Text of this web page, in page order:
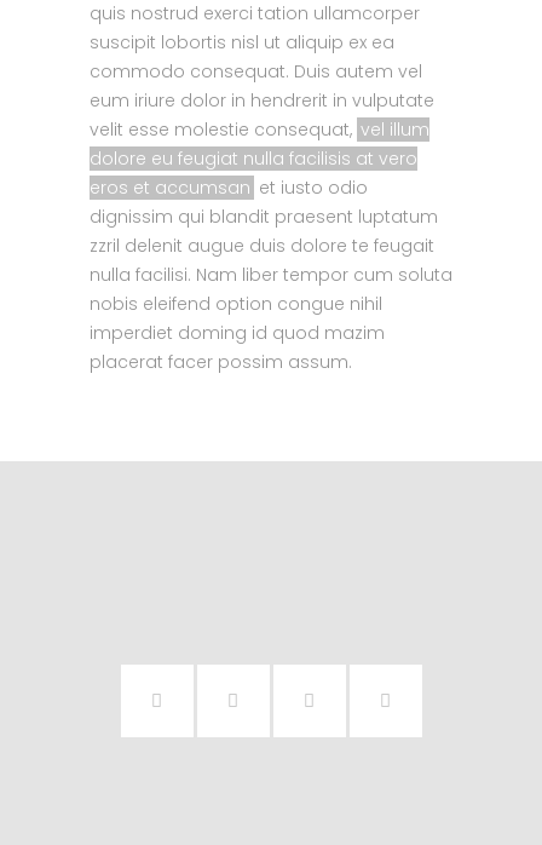
quis nostrud exerci tation ullamcorper
suscipit lobortis nisl ut aliquip ex ea
commodo consequat. Duis autem vel
eum iriure dolor in hendrerit in vulputate
velit esse molestie consequat, vel illum
dolore eu feugiat nulla facilisis at vero
eros et accumsan et iusto odio
dignissim qui blandit praesent luptatum
zzril delenit augue duis dolore te feugait
nulla facilisi. Nam liber tempor cum soluta
nobis eleifend option congue nihil
imperdiet doming id quod mazim
placerat facer possim assum.